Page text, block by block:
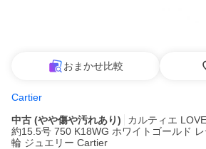
おまかせ比較
Cartier
中古 (やや傷や汚れあり)
カルティエ
約15.5号 750 K18WG ホワイトゴールド
輪 ジュエリー Cartier